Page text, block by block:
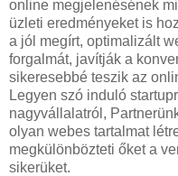
online megjelenésének
üzleti eredményeket is
a jól megírt, optimalizált
forgalmát, javítják a
sikeresebbé teszik az
Legyen szó induló
nagyvállalatról,
olyan webes tartalmat
megkülönbözteti őket a
sikerüket.